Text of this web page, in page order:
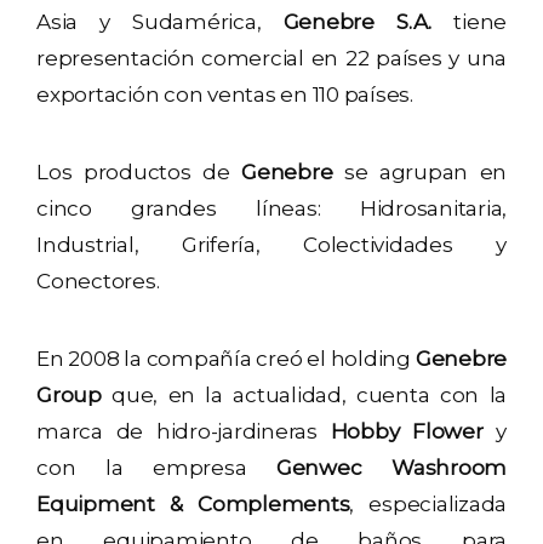
Asia y Sudamérica, Genebre S.A.tiene
representación comercial en 22 países y una
exportación con ventas en 110 países.
Los productos de Genebrese agrupan en
cinco grandes líneas: Hidrosanitaria,
Industrial, Grifería, Colectividades y
Conectores.
En 2008 la compañía creó el holding Genebre
Groupque, en la actualidad, cuenta con la
marca de hidro-jardineras
Hobby Flowery
con la empresa Genwec Washroom
Equipment & Complements, especializada